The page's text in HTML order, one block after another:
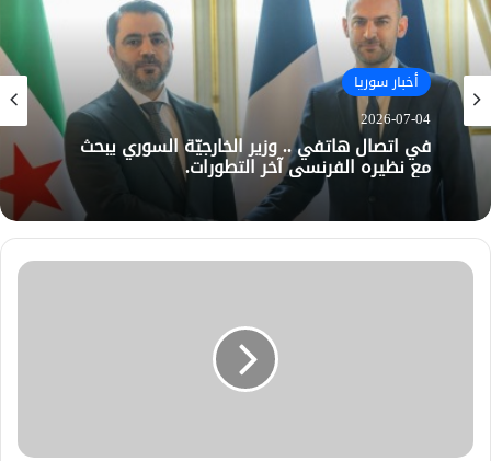
أخبار سوريا
2026-07-04
في اتصال هاتفي .. وزير الخارجيّة السوري يبحث
مع نظيره الفرنسي آخر التطورات.